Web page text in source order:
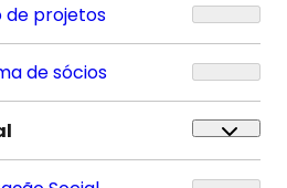
de projetos
de sócios